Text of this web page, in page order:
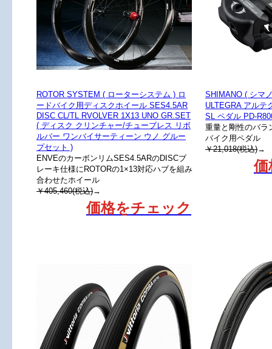
ROTOR SYSTEM ( ローターシステム ) ロ
ードバイク用ディスクホイール SES4.5AR
DISC CL/TL RVOLVER 1X13 UNO GR.SET
( ディスク クリンチャー/チューブレス リボ
ルバー ワンバイサーティーン ウノ グルー
プセット )
ENVEのカーボンリムSES4.5ARのDISCブ
レーキ仕様にROTORの1×13対応ハブを組み
合わせたホイール
￥405,460(税込)→
価格をチェック
SHIMANO ( シマ
ULTEGRA アルテ
SL ペダル PD-
重量と剛性のバラ
バイク用ペダル
￥21,018(税込)→
価